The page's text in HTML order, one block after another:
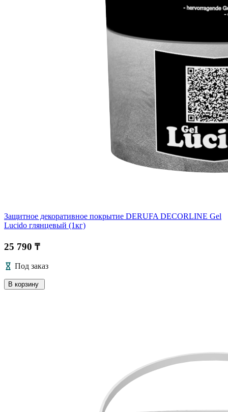
Защитное декоративное покрытие DERUFA DECORLINE Gel
Lucido глянцевый (1кг)
25 790 ₸
Под заказ
В корзину